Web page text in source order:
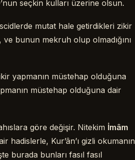
seçkin kulları üzerine olsun.
mutat hale getirdikleri zikir
bunun mekruh olup olmadığını
yapmanın müstehap olduğuna
müstehap olduğuna dair
göre değişir. Nitekim İmâm
hadislerle, Kur’ân’ı gizli okumanın
burada bunları fasıl fasıl